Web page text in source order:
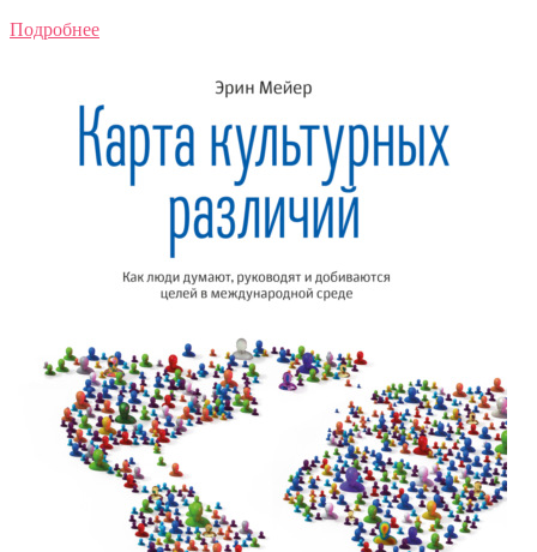
Подробнее